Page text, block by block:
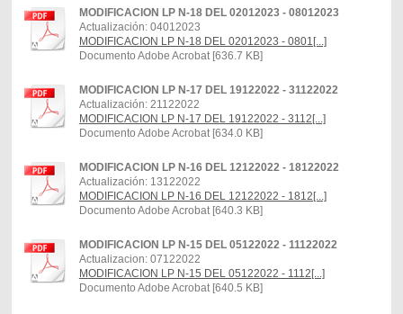
MODIFICACION LP N-18 DEL 02012023 - 08012023
Actualización: 04012023
MODIFICACION LP N-18 DEL 02012023 - 0801[...]
Documento Adobe Acrobat [636.7 KB]
MODIFICACION LP N-17 DEL 19122022 - 31122022
Actualización: 21122022
MODIFICACION LP N-17 DEL 19122022 - 3112[...]
Documento Adobe Acrobat [634.0 KB]
MODIFICACION LP N-16 DEL 12122022 - 18122022
Actualización: 13122022
MODIFICACION LP N-16 DEL 12122022 - 1812[...]
Documento Adobe Acrobat [640.3 KB]
MODIFICACION LP N-15 DEL 05122022 - 11122022
Actualizacion: 07122022
MODIFICACION LP N-15 DEL 05122022 - 1112[...]
Documento Adobe Acrobat [640.5 KB]